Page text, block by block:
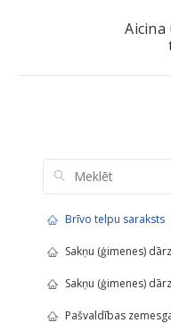
Brīvo telpu saraksts
Sakņu (ģimenes)
Sakņu (ģimenes)
Pašvaldības